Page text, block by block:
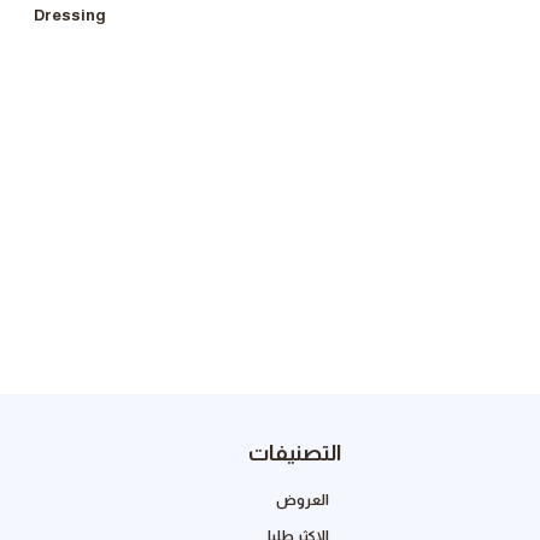
Dressing
التصنيفات
العروض
الاكثر طلبا